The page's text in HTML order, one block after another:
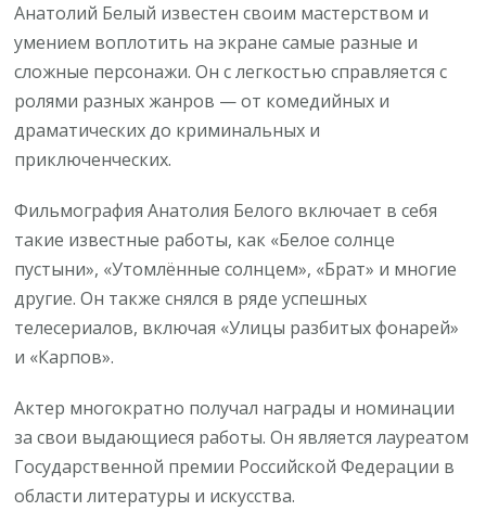
Анатолий Белый известен своим мастерством и
умением воплотить на экране самые разные и
сложные персонажи. Он с легкостью справляется с
ролями разных жанров — от комедийных и
драматических до криминальных и
приключенческих.
Фильмография Анатолия Белого включает в себя
такие известные работы, как «Белое солнце
пустыни», «Утомлённые солнцем», «Брат» и многие
другие. Он также снялся в ряде успешных
телесериалов, включая «Улицы разбитых фонарей»
и «Карпов».
Актер многократно получал награды и номинации
за свои выдающиеся работы. Он является лауреатом
Государственной премии Российской Федерации в
области литературы и искусства.